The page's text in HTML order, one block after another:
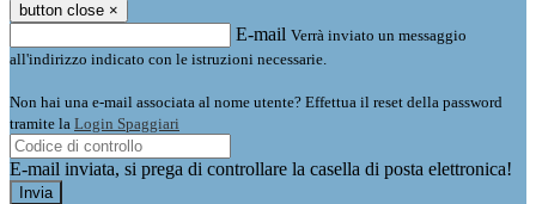
button close ×
E-mail Verrà inviato un messaggio
all'indirizzo indicato con le istruzioni necessarie.
Non hai una e-mail associata al nome utente? Effettua il reset della password
tramite la Login Spaggiari
E-mail inviata, si prega di controllare la casella di posta elettronica!